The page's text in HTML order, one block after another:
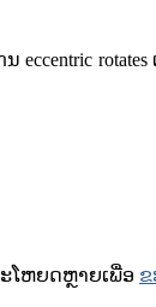
ໂຫຍດ​ຫຼາຍ​ເພື່ອ​ ຂ